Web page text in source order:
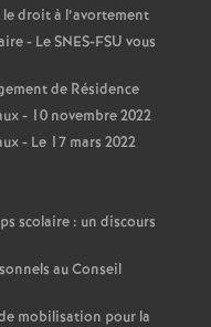
n
s
e
i
g
droit à l’avortement
- Le SNES-FSU vous
de Résidence
- 10 novembre 2022
- Le 17 mars 2022
scolaire : un discours
au Conseil
mobilisation pour la